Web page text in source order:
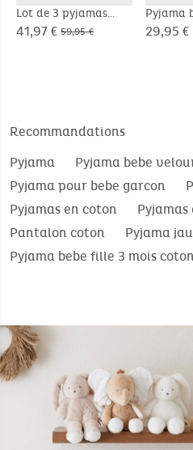
Lot de 3 pyjamas
bébé, jersey
41,97 € 59,95 €
Pyjama
pointelle
29,95 €
Recommandations
Pyjama
Pyjama bebe
Pyjama pour bebe garcon
Pyjamas en coton
Pyjamas
Pantalon coton
Pyjama
Pyjama bebe fille 3 mois